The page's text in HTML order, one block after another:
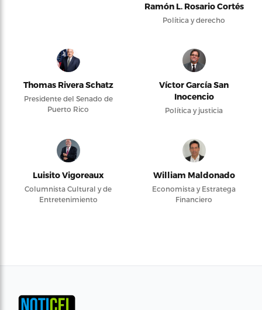
Ramón L. Rosario Cortés
Política y derecho
Thomas Rivera Schatz
Presidente del Senado de
Puerto Rico
Víctor García San
Inocencio
Política y justicia
Luisito Vigoreaux
Columnista Cultural y de
Entretenimiento
William Maldonado
Economista y Estratega
Financiero